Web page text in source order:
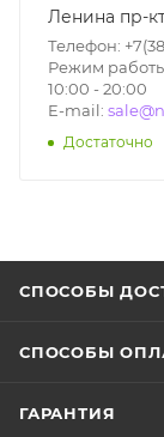
Ленина пр-
Телефон:
Режим
10:00 - 20:00
E-mail:
Достаточно
СПОСОБЫ
СПОСОБЫ
ГАРАНТИЯ